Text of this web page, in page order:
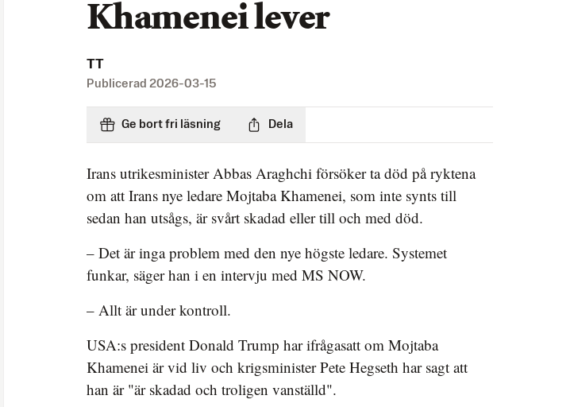
Khamenei lever
TT
Publicerad 2026-03-15
Ge bort fri läsning Dela
Irans utrikesminister Abbas Araghchi försöker ta död på ryktena
om att Irans nye ledare Mojtaba Khamenei, som inte synts till
sedan han utsågs, är svårt skadad eller till och med död.
– Det är inga problem med den nye högste ledare. Systemet
funkar, säger han i en intervju med MS NOW.
– Allt är under kontroll.
USA:s president Donald Trump har ifrågasatt om Mojtaba
Khamenei är vid liv och krigsminister Pete Hegseth har sagt att
han är "är skadad och troligen vanställd".